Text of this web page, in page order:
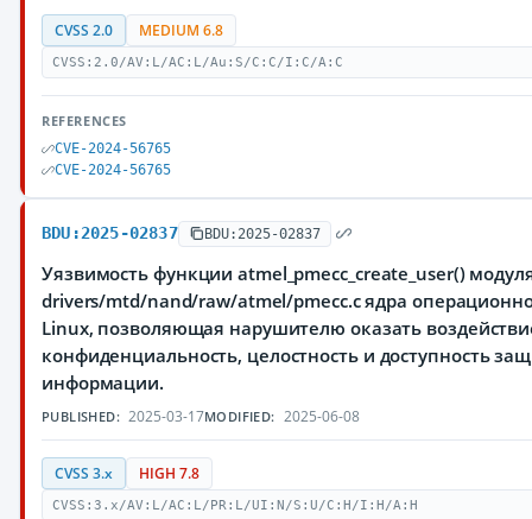
CVSS 2.0 MEDIUM 6.8
CVSS:2.0/AV:L/AC:L/Au:S/C:C/I:C/A:C
REFERENCES
CVE-2024-56765
CVE-2024-56765
BDU:2025-02837 BDU:2025-02837
Уязвимость функции atmel_pmecc_create_user()
drivers/mtd/nand/raw/atmel/pmecc.c ядра
Linux, позволяющая нарушителю оказать
конфиденциальность, целостность и доступность
информации.
PUBLISHED: 2025-03-17MODIFIED: 2025-06-08
CVSS 3.x HIGH 7.8
CVSS:3.x/AV:L/AC:L/PR:L/UI:N/S:U/C:H/I:H/A:H